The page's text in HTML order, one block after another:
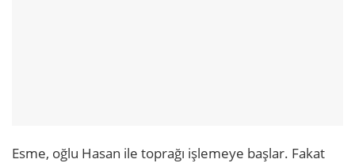
Esme, oğlu Hasan ile toprağı işlemeye başlar. Fakat